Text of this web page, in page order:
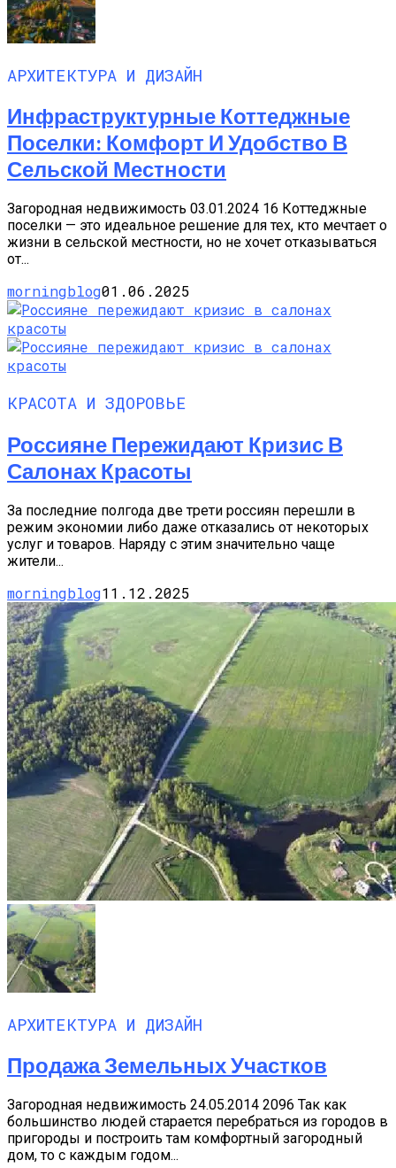
АРХИТЕКТУРА И ДИЗАЙН
Инфраструктурные Коттеджные
Поселки: Комфорт И Удобство В
Сельской Местности
Загородная недвижимость 03.01.2024 16 Коттеджные
поселки — это идеальное решение для тех, кто мечтает о
жизни в сельской местности, но не хочет отказываться
от...
morningblog01.06.2025
КРАСОТА И ЗДОРОВЬЕ
Россияне Пережидают Кризис В
Салонах Красоты
За последние полгода две трети россиян перешли в
режим экономии либо даже отказались от некоторых
услуг и товаров. Наряду с этим значительно чаще
жители...
morningblog11.12.2025
АРХИТЕКТУРА И ДИЗАЙН
Продажа Земельных Участков
Загородная недвижимость 24.05.2014 2096 Так как
большинство людей старается перебраться из городов в
пригороды и построить там комфортный загородный
дом, то с каждым годом...